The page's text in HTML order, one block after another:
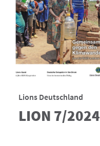
Lions Deutschland
LION 7/2024